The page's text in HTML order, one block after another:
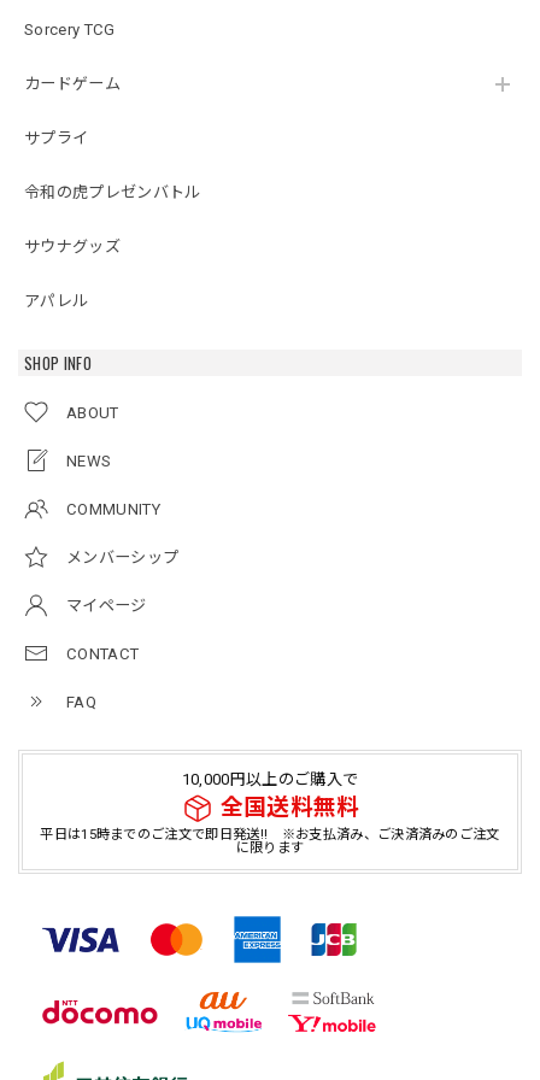
Sorcery TCG
カードゲーム
サプライ
令和の虎プレゼンバトル
サウナグッズ
アパレル
SHOP INFO
ABOUT
NEWS
COMMUNITY
メンバーシップ
マイページ
CONTACT
FAQ
10,000円以上のご購入で
全国送料無料
平日は15時までのご注文で即日発送!! ※お支払済み、ご決済済みのご注文
に限ります